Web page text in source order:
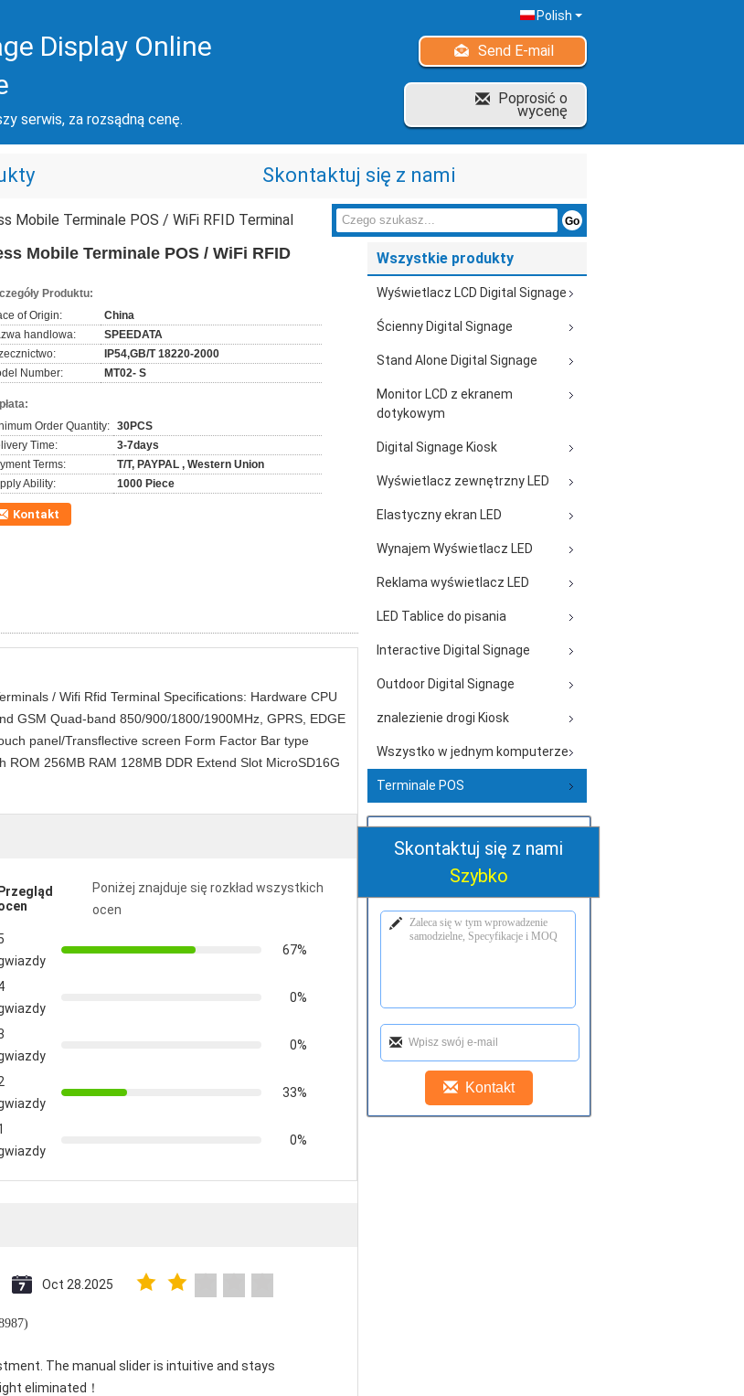
Display Online
serwis, za rozsądną cenę.
Polish
Send E-mail
Poprosić o
wycenę
Skontaktuj się z nami
Mobile Terminale POS / WiFi RFID Terminal
Mobile Terminale POS / WiFi RFID
Produktu:
of Origin:
China
handlowa:
SPEEDATA
IP54,GB/T 18220-2000
Number:
MT02- S
Order Quantity: 30PCS
Time:
3-7days
Terms:
T/T, PAYPAL , Western Union
Ability:
1000 Piece
Kontakt
/ Wifi Rfid Terminal Specifications: Hardware CPU
GSM Quad-band 850/900/1800/1900MHz, GPRS, EDGE
panel/Transflective screen Form Factor Bar type
256MB RAM 128MB DDR Extend Slot MicroSD16G
Przegląd
Poniżej znajduje się rozkład wszystkich
ocen
67%
0%
0%
33%
0%
Oct 28.2025
The manual slider is intuitive and stays
eliminated！
Wszystkie produkty
Wyświetlacz LCD Digital Signage
Ścienny Digital Signage
Stand Alone Digital Signage
Monitor LCD z ekranem
dotykowym
Digital Signage Kiosk
Wyświetlacz zewnętrzny LED
Elastyczny ekran LED
Wynajem Wyświetlacz LED
Reklama wyświetlacz LED
LED Tablice do pisania
Interactive Digital Signage
Outdoor Digital Signage
znalezienie drogi Kiosk
Wszystko w jednym komputerze
Terminale POS
Skontaktuj się z nami
Szybko